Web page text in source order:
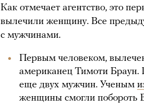
Как отмечает агентство, это
вылечили женщину. Все
с мужчинами.
Первым человеком,
американец Тимоти Браун.
еще двух мужчин. Ученым
женщины смогли побороть